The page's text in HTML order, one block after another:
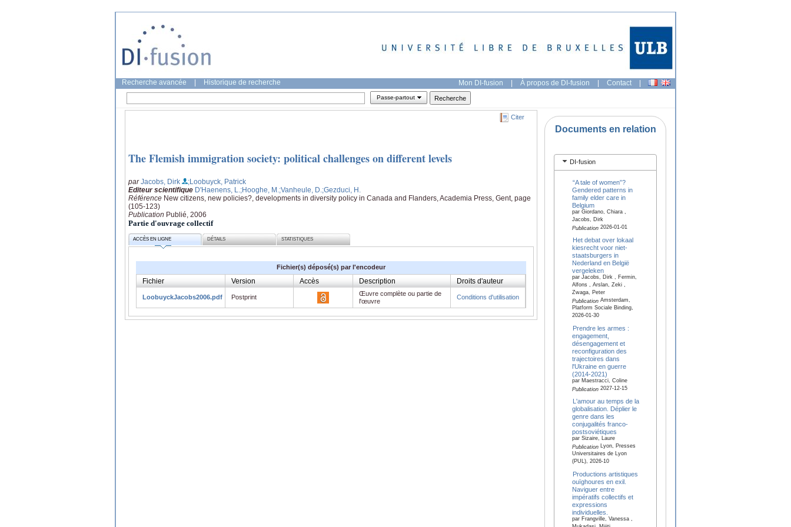
Recherche avancée Historique de recherche Mon DI-fusion | À propos de DI-fusion | Contact |
Passe-partout
Citer
The Flemish immigration society: political challenges on different levels
parJacobs, Dirk
;Loobuyck, Patrick
Editeur scientifique D'Haenens, L. ;Hooghe, M. ;Vanheule, D. ;Gezduci, H.
Référence New citizens, new policies?, developments in diversity policy in Canada and Flanders, Academia Press, Gent, page
(105-123)
Publication Publié, 2006
Partie d'ouvrage collectif
ACCÈS EN LIGNE DÉTAILS STATISTIQUES
Fichier(s) déposé(s) par l'encodeur
Fichier Version Accès Description Droits d'auteur
LoobuyckJacobs2006.pdf Postprint
Œuvre complète ou partie de
l'œuvre
Conditions d'utilisation
Documents en relation
DI-fusion
“A tale of women”?
Gendered patterns in
family elder care in
Belgium
par Giordano, Chiara ,
Jacobs, Dirk
Publication2026-01-01
Het debat over lokaal
kiesrecht voor niet-
staatsburgers in
Nederland en België
vergeleken
par Jacobs, Dirk , Fermin,
Alfons , Arslan, Zeki ,
Zwaga, Peter
PublicationAmsterdam,
Platform Sociale Binding,
2026-01-30
Prendre les armes :
engagement,
désengagement et
reconfiguration des
trajectoires dans
l'Ukraine en guerre
(2014-2021)
par Maestracci, Coline
Publication2027-12-15
L'amour au temps de la
globalisation. Déplier le
genre dans les
conjugalités franco-
postsoviétiques
par Sizaire, Laure
PublicationLyon, Presses
Universitaires de Lyon
(PUL), 2026-10
Productions artistiques
ouïghoures en exil.
Naviguer entre
impératifs collectifs et
expressions
individuelles.
par Frangville, Vanessa ,